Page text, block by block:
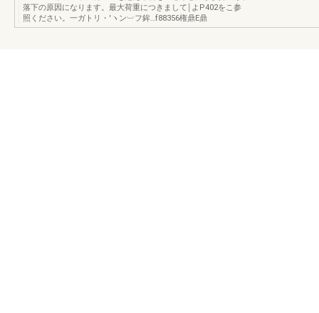
落下の原因になります。最大荷重につきまして￨よP402をこ参
照ください。一ガトリ・′ヽン︺フ鉾…f88356権鼎E鼎